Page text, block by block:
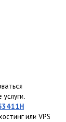
или VPS